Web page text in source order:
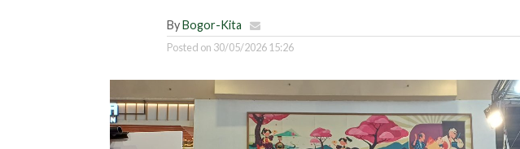
ByBogor-Kita
Posted on 30/05/2026 15:26